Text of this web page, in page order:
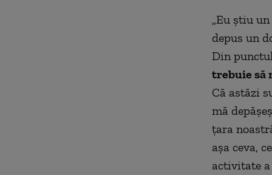
„Eu știu
depus un
Din
trebuie să
Că astăzi
mă
țara
așa ceva,
activitate